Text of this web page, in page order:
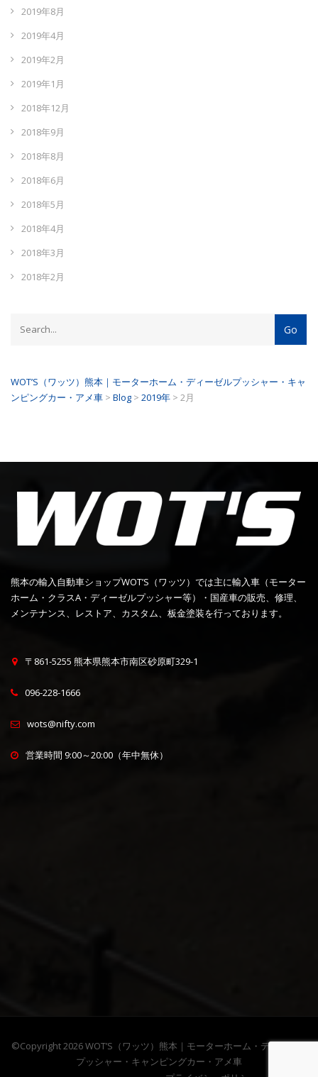
2019年8月
2019年4月
2019年2月
2019年1月
2018年12月
2018年9月
2018年8月
2018年6月
2018年5月
2018年4月
2018年3月
2018年2月
WOT’S（ワッツ）熊本｜モーターホーム・ディーゼルプッシャー・キャ
ンピングカー・アメ車 > Blog > 2019年 > 2月
熊本の輸入自動車ショップWOT’S（ワッツ）では主に輸入車（モーター
ホーム・クラスA・ディーゼルプッシャー等）・国産車の販売、修理、
メンテナンス、レストア、カスタム、板金塗装を行っております。
〒861-5255 熊本県熊本市南区砂原町329-1
096-228-1666
wots@nifty.com
営業時間 9:00～20:00（年中無休）
©Copyright 2026WOT’S（ワッツ）熊本｜モーターホーム・ディーゼル
プッシャー・キャンピングカー・アメ車